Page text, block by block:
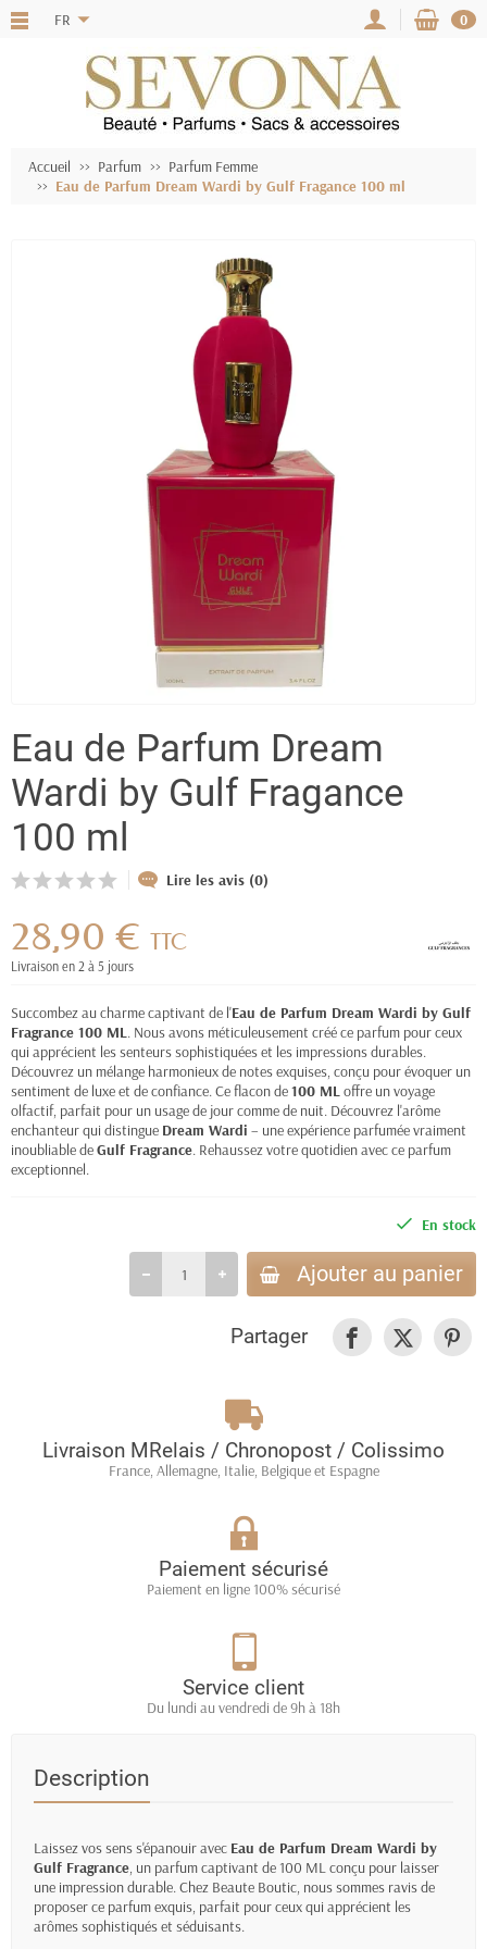
FR 0
Accueil Parfum
Parfum Femme
Eau de Parfum Dream Wardi by Gulf Fragance 100 ml
Eau de Parfum Dream
Wardi by Gulf Fragance
100 ml
Lire les avis (0)
28,90 € TTC
Livraison en 2 à 5 jours
Succombez au charme captivant de l'Eau de Parfum Dream Wardi by Gulf
Fragrance 100 ML. Nous avons méticuleusement créé ce parfum pour ceux
qui apprécient les senteurs sophistiquées et les impressions durables.
Découvrez un mélange harmonieux de notes exquises, conçu pour évoquer un
sentiment de luxe et de confiance. Ce flacon de100 MLoffre un voyage
olfactif, parfait pour un usage de jour comme de nuit. Découvrez l'arôme
enchanteur qui distingue Dream Wardi – une expérience parfumée vraiment
inoubliable deGulf Fragrance. Rehaussez votre quotidien avec ce parfum
exceptionnel.
En stock
Ajouter au panier
Partager
Livraison MRelais / Chronopost / Colissimo
France, Allemagne, Italie, Belgique et Espagne
Paiement sécurisé
Paiement en ligne 100% sécurisé
Service client
Du lundi au vendredi de 9h à 18h
Description
Laissez vos sens s'épanouir avec Eau de Parfum Dream Wardi by
Gulf Fragrance, un parfum captivant de 100 ML conçu pour laisser
une impression durable. Chez Beaute Boutic, nous sommes ravis de
proposer ce parfum exquis, parfait pour ceux qui apprécient les
arômes sophistiqués et séduisants.